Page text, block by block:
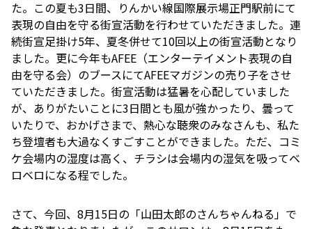
た。この夏も3日間、りんかい線国際展示場正門駅前にて
表現の自由を守る街宣活動を行わせていただきました。連
続街宣足掛け5年、夏冬併せて10回以上の街宣活動となり
ました。更に今年もAFEE（エンターテイメント表現の自
由を守る会）のブースにてAFEEマガジンの売り子をさせ
ていただきました。街宣活動は猛暑を心配していました
が、ありがたいことに3日間とも風が強かったり、曇って
いたりで、おかげさまで、熱心な聴衆のみなさんも、私た
ち登壇者も大過なくすごすことができました。ただ、コミ
ケ会場内の湿度は高く、チラシは会場内の湿気を吸ってベ
ロベロになる程でした。
さて、今回、8月15日の「山田太郎のさんちゃんねる」で